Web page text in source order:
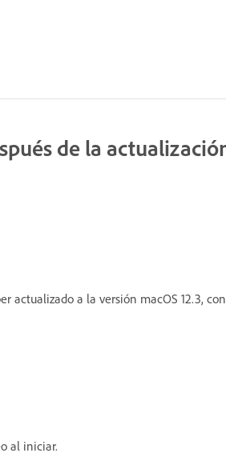
de la
actualizado a la versión macOS 12.3,
al iniciar.